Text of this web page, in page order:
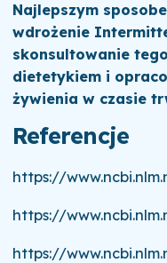
Najlepszym
wdrożenie
skonsultowanie
dietetykiem i
żywienia w czasie
Referencje
https://
https://
https://